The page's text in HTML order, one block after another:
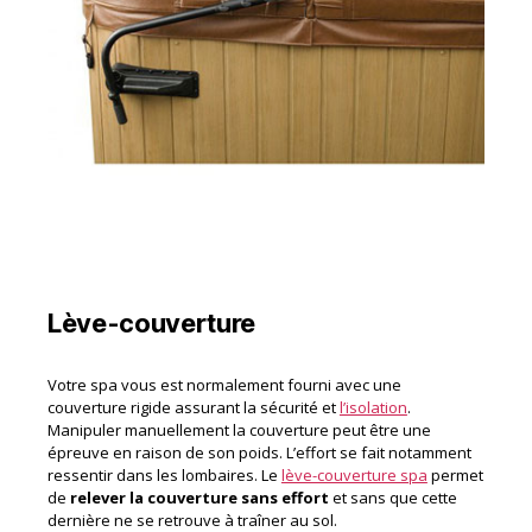
Lève-couverture
Votre spa vous est normalement fourni avec une
couverture rigide assurant la sécurité etl’isolation.
Manipuler manuellement la couverture peut être une
épreuve en raison de son poids. L’effort se fait notamment
ressentir dans les lombaires. Le lève-couverture spa permet
de relever la couverture sans effort et sans que cette
dernière ne se retrouve à traîner au sol.